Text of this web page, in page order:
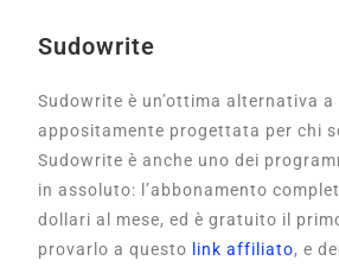
Sudowrite
Sudowrite è un’ottima alternativa a
appositamente progettata per chi
Sudowrite è anche uno dei
in assoluto: l’abbonamento
dollari al mese, ed è gratuito il
provarlo a questo
link affiliato, e